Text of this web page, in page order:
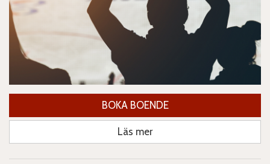
BOKA BOENDE
Läs mer